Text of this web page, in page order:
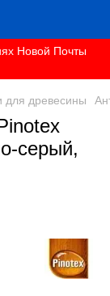
Новой Почты
для древесины
серый,